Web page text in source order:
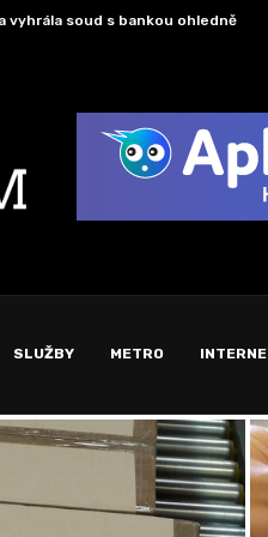
vyhrála soud s bankou ohledně
SLUŽBY METRO